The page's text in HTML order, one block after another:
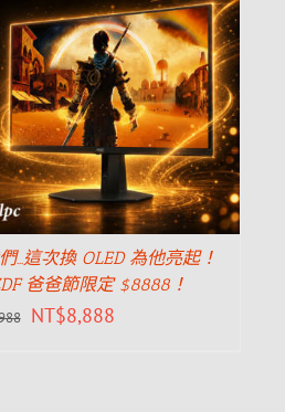
…這次換 OLED 為他亮起！
爸爸節限定 $8888！
NT$8,888